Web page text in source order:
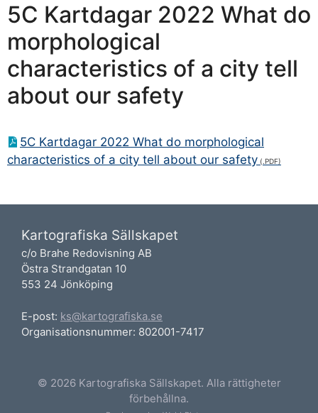
5C Kartdagar 2022 What do
morphological
characteristics of a city tell
about our safety
5C Kartdagar 2022 What do morphological
characteristics of a city tell about our safety
Kartografiska Sällskapet
c/o Brahe Redovisning AB
Östra Strandgatan 10
553 24 Jönköping
E-post: ks@kartografiska.se
Organisationsnummer: 802001-7417
© 2026 Kartografiska Sällskapet. Alla rättigheter
förbehållna.